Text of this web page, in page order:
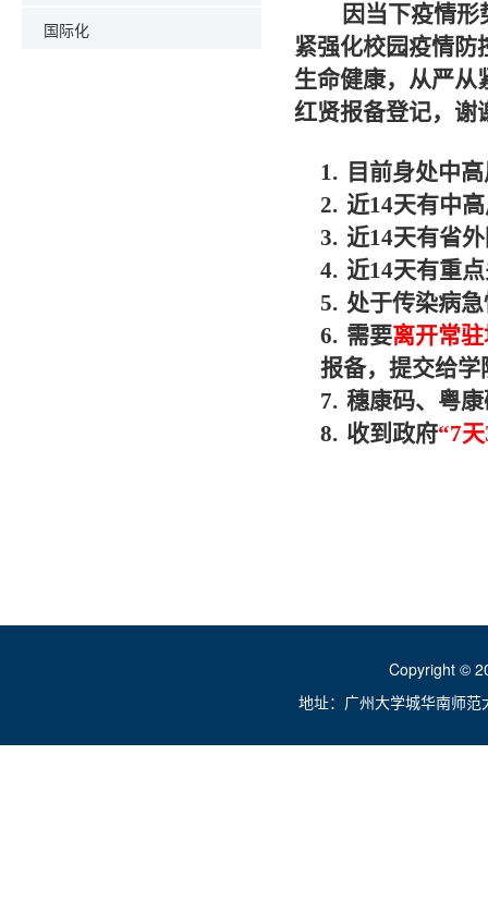
国际化
因当下疫情
紧强化校园疫情防
生命健康，从严从
红贤报备登记，谢
1. 目前身处中
2. 近14天有中
3. 近14天有省
4. 近14天有重
5. 处于传染病
6. 需要离开常
报备，提交给
7. 穗康码、粤
8. 收到政府“7天
Copyright ©
地址：广州大学城华南